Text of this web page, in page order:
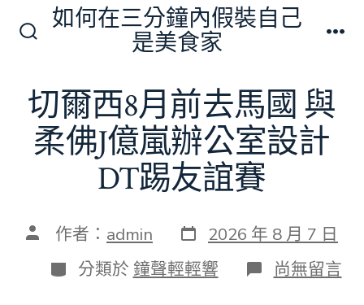
換
開
關
如何在三分鐘內假裝自己
是美食家
切爾西8月前去馬國 與
柔佛J億嵐辦公室設計
DT踢友誼賽
文 作者： admin 發
表
日
期
2026 年 8 月 7 日
分
類
分類於 鐘聲輕輕響 在
〈切
尚無留言